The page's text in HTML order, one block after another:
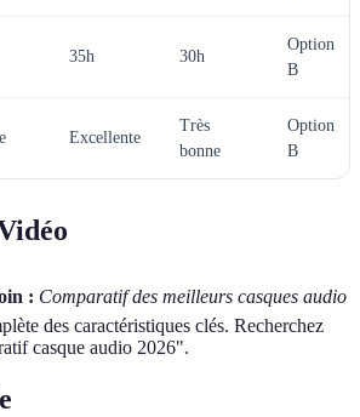
35h 30h
Option
B
Excellente
Très
bonne
Option
B
: Comparatif des meilleurs casques audio
des caractéristiques clés. Recherchez
casque audio 2026".